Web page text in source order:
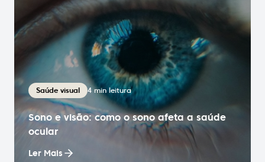
Saúde visual 4 min leitura
Sono e visão: como o sono afeta a saúde
ocular
Ler Mais